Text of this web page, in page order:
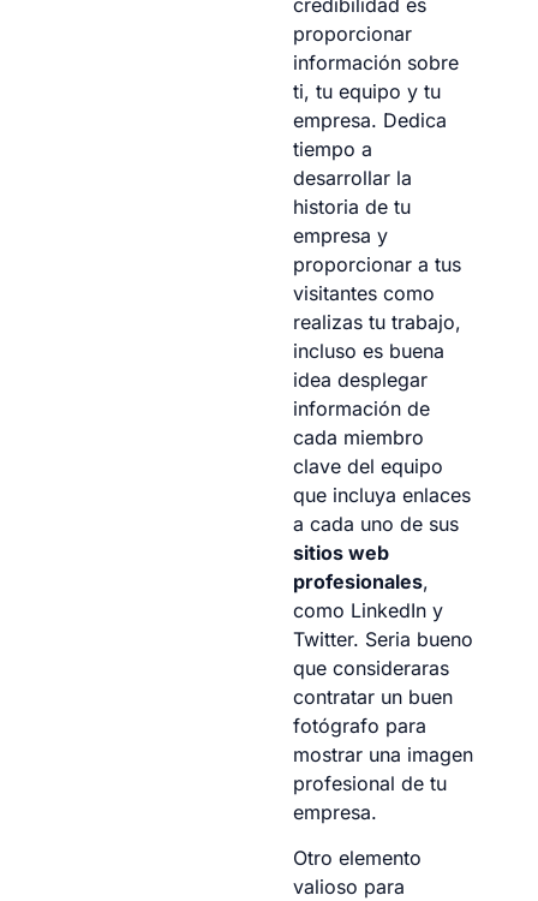
proporcionar
información sobre
ti, tu equipo y tu
empresa. Dedica
tiempo a
desarrollar la
historia de tu
empresa y
proporcionar a tus
visitantes como
realizas tu trabajo,
incluso es buena
idea desplegar
información de
cada miembro
clave del equipo
que incluya enlaces
a cada uno de sus
sitios web
profesionales,
como LinkedIn y
Twitter. Seria bueno
que consideraras
contratar un buen
fotógrafo para
mostrar una imagen
profesional de tu
empresa.
Otro elemento
valioso para